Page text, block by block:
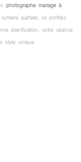
photographe mariage à
parfaite, et profitez
planification, votre séance
style unique.